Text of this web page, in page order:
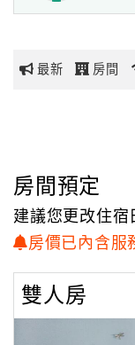
玩
地
圖
顧
務
最新 房間
房間預定
建議您更改住宿
房價已內含服
雙人房